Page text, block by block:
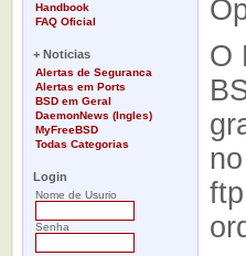
Handbook
FAQ Oficial
+ Noticias
Alertas de Seguranca
Alertas em Ports
BSD em Geral
DaemonNews (Ingles)
MyFreeBSD
Todas Categorias
Login
Nome de Usurio
Senha
O